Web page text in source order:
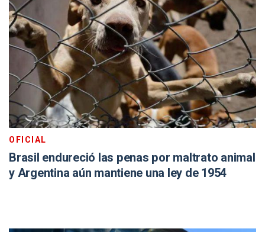
OFICIAL
Brasil endureció las penas por maltrato animal
y Argentina aún mantiene una ley de 1954